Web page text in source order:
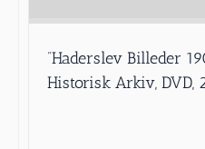
”Haderslev Billeder
Historisk Arkiv, DVD,